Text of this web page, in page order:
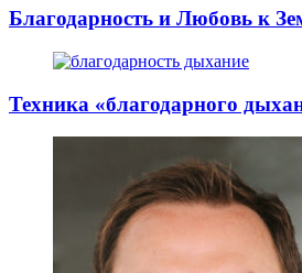
Благодарность и Любовь к
Техника «благодарного